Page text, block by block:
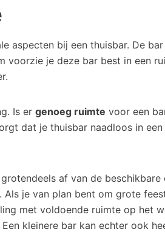
aspecten bij een thuisbar. De
voorzie je deze bar best in een
Is er genoeg ruimte voor een
dat je thuisbar naadloos in
af van de beschikbare
je van plan bent om grote
met voldoende ruimte op het
kleinere bar kan echter ook